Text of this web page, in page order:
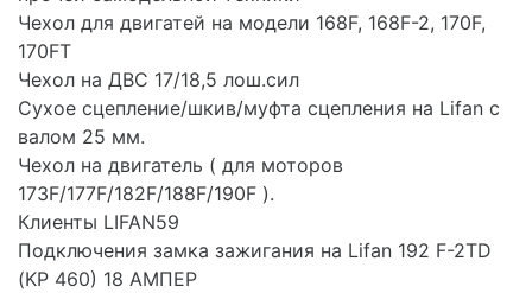
Чехол для двигатей на модели 168F, 168F-2, 170F,
170FT
Чехол на ДВС 17/18,5 лош.сил
Сухое сцепление/шкив/муфта сцепления на Lifan с
валом 25 мм.
Чехол на двигатель ( для моторов
173F/177F/182F/188F/190F ).
Клиенты LIFAN59
Подключения замка зажигания на Lifan 192 F-2TD
(KP 460) 18 АМПЕР